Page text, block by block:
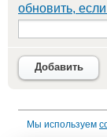
обновить,
Добавить
Мы используем